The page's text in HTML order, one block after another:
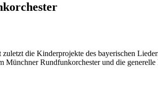
die Kinderprojekte des bayerischen
Münchner Rundfunkorchester und die